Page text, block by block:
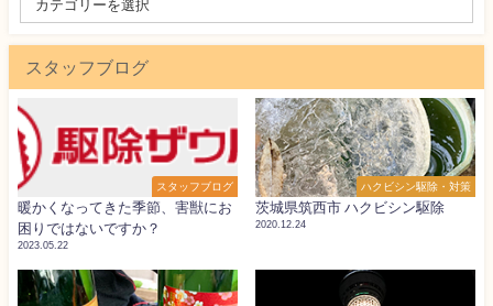
スタッフブログ
スタッフブログ
暖かくなってきた季節、害獣にお
困りではないですか？
2023.05.22
ハクビシン駆除・対策
茨城県筑西市 ハクビシン駆除
2020.12.24